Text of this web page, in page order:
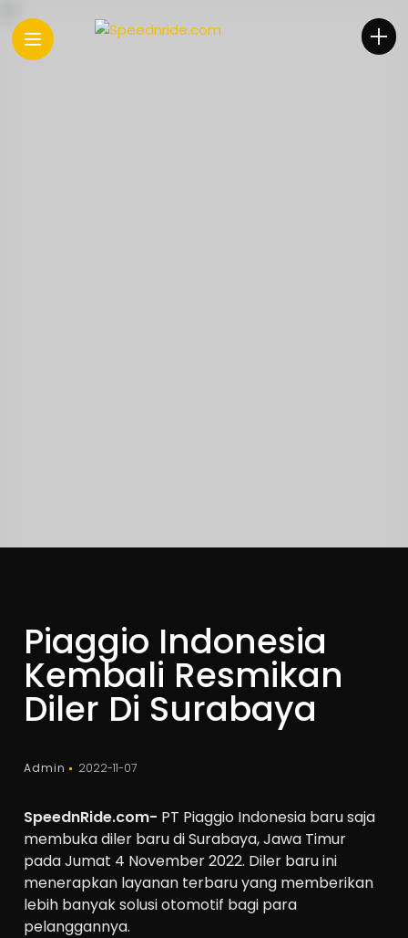
Piaggio Indonesia
Kembali Resmikan
Diler Di Surabaya
Admin 2022-11-07
SpeednRide.com- PT Piaggio Indonesia baru saja
membuka diler baru di Surabaya, Jawa Timur
pada Jumat 4 November 2022. Diler baru ini
menerapkan layanan terbaru yang memberikan
lebih banyak solusi otomotif bagi para
pelanggannya.